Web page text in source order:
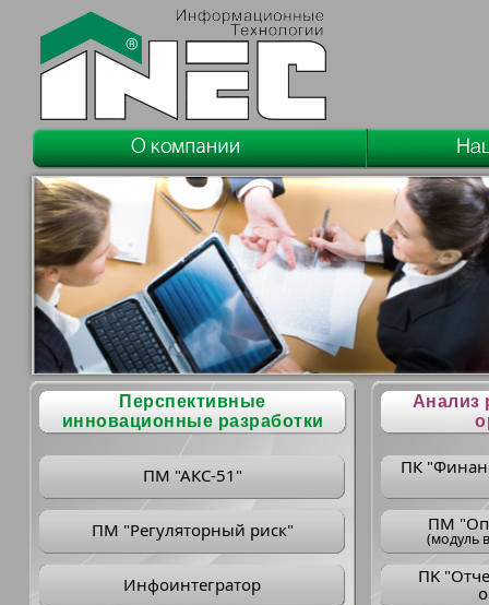
Перспективные
инновационные разработки
ПМ "АКС-51"
ПМ "Регуляторный риск"
Инфоинтегратор
Анализ
ПК
ПM
(модуль
ПK